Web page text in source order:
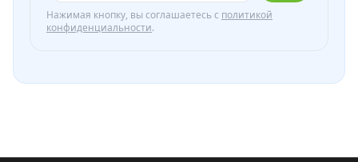
Нажимая кнопку, вы соглашаетесь с политикой
конфиденциальности.